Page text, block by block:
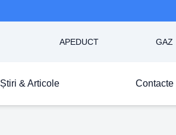
APEDUCT GAZ
Știri & Articole Contacte